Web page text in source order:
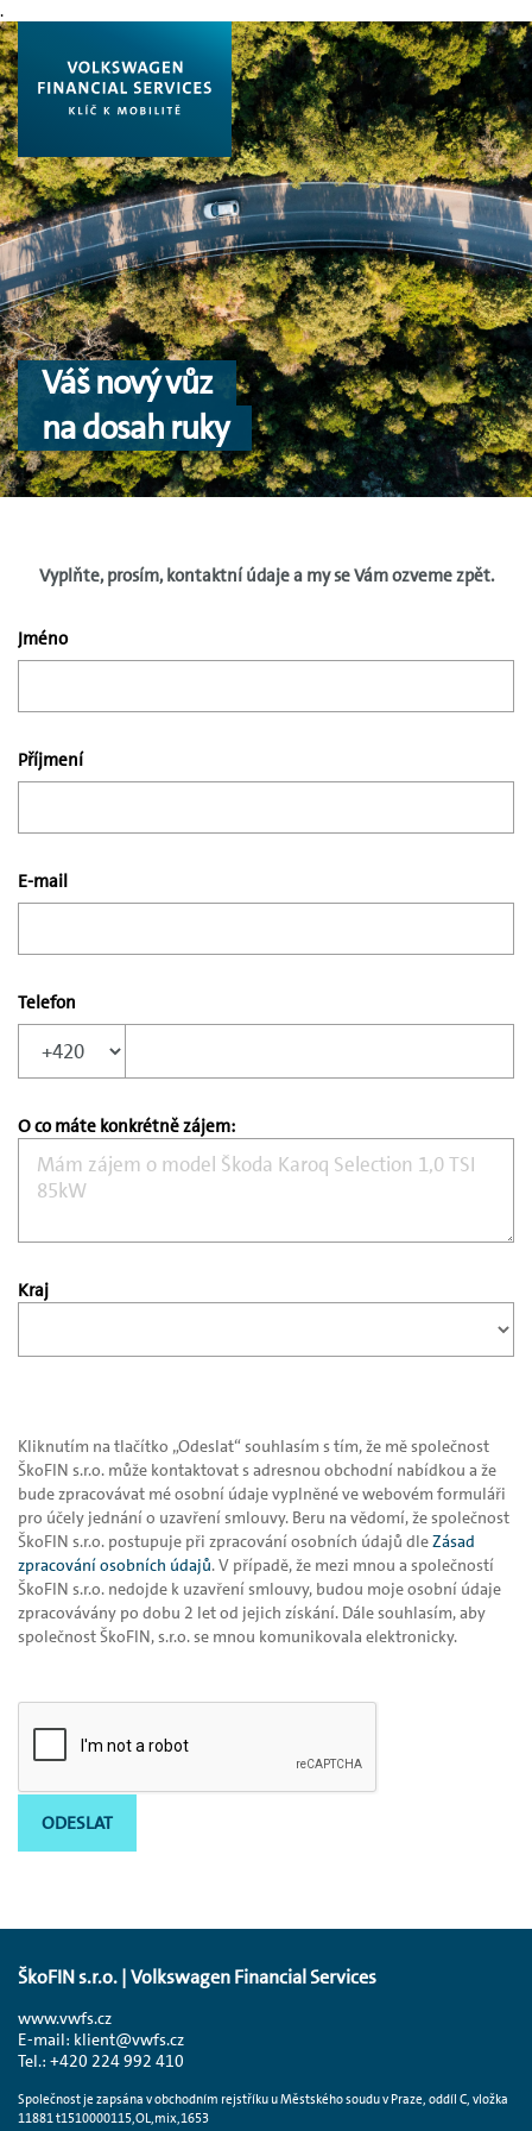
.
Váš nový vůz
na dosah ruky
Vyplňte, prosím, kontaktní údaje a my se Vám ozveme zpět.
Jméno
Příjmení
E-mail
Telefon
O co máte konkrétně zájem:
Kraj
Kliknutím na tlačítko „Odeslat“ souhlasím s tím, že mě společnost
ŠkoFIN s.r.o. může kontaktovat s adresnou obchodní nabídkou a že
bude zpracovávat mé osobní údaje vyplněné ve webovém formuláři
pro účely jednání o uzavření smlouvy. Beru na vědomí, že společnost
ŠkoFIN s.r.o. postupuje při zpracování osobních údajů dleZásad
zpracování osobních údajů. V případě, že mezi mnou a společností
ŠkoFIN s.r.o. nedojde k uzavření smlouvy, budou moje osobní údaje
zpracovávány po dobu 2 let od jejich získání. Dále souhlasím, aby
společnost ŠkoFIN, s.r.o. se mnou komunikovala elektronicky.
Ověření reCAPTCHA
ODESLAT
ŠkoFIN s.r.o. | Volkswagen Financial Services
www.vwfs.cz
E-mail: klient@vwfs.cz
Tel.: +420 224 992 410
Společnost je zapsána v obchodním rejstříku u Městského soudu v Praze, oddíl C, vložka
11881 t1510000115,OL,mix,1653